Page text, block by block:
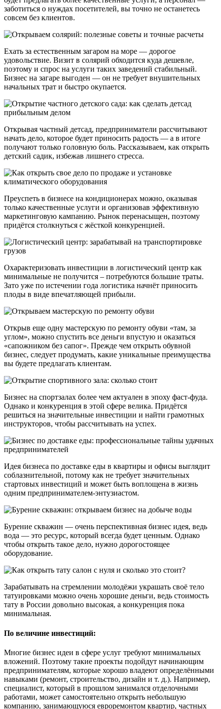
заботиться о нуждах посетителей, вы точно не останетесь
совсем без клиентов.
Ехать за естественным загаром на море — дорогое
удовольствие. Визит в солярий обходится куда дешевле,
поэтому и спрос на услуги таких заведений стабильный.
Бизнес на загаре выгоден — он не требует внушительных
начальных трат и быстро окупается.
Открывая частный детсад, предприниматели рассчитывают
начать дело, которое будет приносить радость — а в итоге
получают только головную боль. Рассказываем, как открыть
детский садик, избежав лишнего стресса.
Преуспеть в бизнесе на кондиционерах можно, оказывая
только качественные услуги и организовав эффективную
маркетинговую кампанию. Рынок перенасыщен, поэтому
придётся столкнуться с жёсткой конкуренцией.
Охарактеризовать инвестиции в логистический центр как
минимальные не получится – потребуются большие траты.
Зато уже по истечении года логистика начнёт приносить
плоды в виде впечатляющей прибыли.
Открыв еще одну мастерскую по ремонту обуви «там, за
углом», можно спустить все деньги впустую и оказаться
«сапожником без сапог». Прежде чем открыть обувной
бизнес, следует продумать, какие уникальные преимущества
вы будете предлагать клиентам.
Бизнес на спортзалах более чем актуален в эпоху фаст-фуда.
Однако и конкуренция в этой сфере велика. Придётся
решиться на значительные инвестиции и найти грамотных
инструкторов, чтобы рассчитывать на успех.
Идея бизнеса по доставке еды в квартиры и офисы выглядит
соблазнительной, потому как не требует значительных
стартовых инвестиций и может быть воплощена в жизнь
одним предпринимателем-энтузиастом.
Бурение скважин — очень перспективная бизнес идея, ведь
вода — это ресурс, который всегда будет ценным. Однако
чтобы открыть такое дело, нужно дорогостоящее
оборудование.
Зарабатывать на стремлении молодёжи украшать своё тело
татуировками можно очень хорошие деньги, ведь стоимость
тату в России довольно высокая, а конкуренция пока
минимальная.
По величине инвестиций:
Многие бизнес идеи в сфере услуг требуют минимальных
вложений. Поэтому такие проекты подойдут начинающим
предпринимателям, которые хорошо владеют определёнными
навыками (ремонт, строительство, дизайн и т. д.). Например,
специалист, который в прошлом занимался отделочными
работами, может самостоятельно открыть небольшую
компанию, занимающуюся евроремонтом квартир, частных